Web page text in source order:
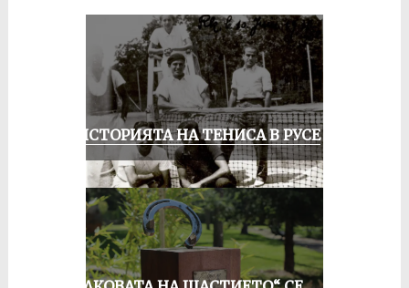
ЗА ИСТОРИЯТА НА ТЕНИСА В РУСЕ